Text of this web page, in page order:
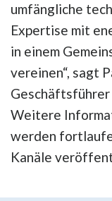
umfängliche
Expertise mit
in einem
vereinen“, sagt
Geschäftsführer
Weitere
werden
Kanäle